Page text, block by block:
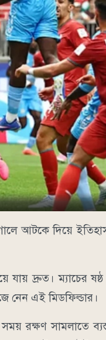
আটকে দিয়ে
দ্রুত। ম্যাচের
নেন এই মিডফিল্ডার।
সময় রক্ষণ সামলাতে